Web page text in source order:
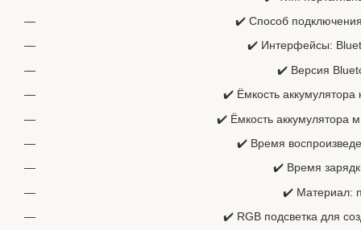
✔️ Способ
✔️ Интерфейсы:
✔️ Версия
✔️ Ёмкость аккумулятора
✔️ Ёмкость аккумулятора
✔️ Время
✔️ Время
✔️ Материал:
✔️ RGB подсветка для